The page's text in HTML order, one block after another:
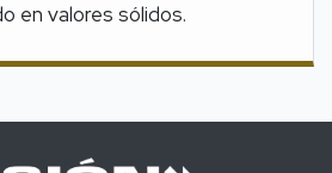
en valores sólidos.